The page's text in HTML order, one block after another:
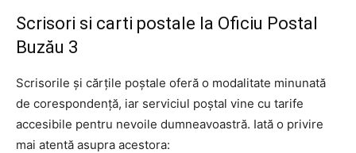
Scrisori si carti postale la Oficiu Postal
Buzău 3
Scrisorile și cărțile poștale oferă o modalitate minunată
de corespondență, iar serviciul poștal vine cu tarife
accesibile pentru nevoile dumneavoastră. Iată o privire
mai atentă asupra acestora: